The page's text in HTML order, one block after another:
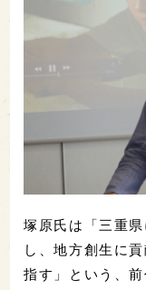
塚原氏は「三重
し、地方創生に
指す」という、